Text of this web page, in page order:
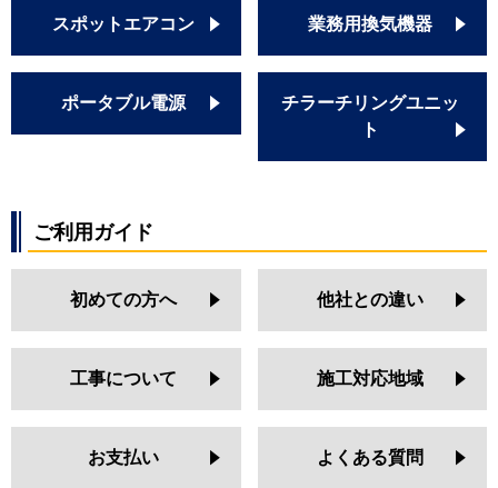
スポットエアコン 業務用換気機器
ポータブル電源
チラーチリングユニッ
ト
ご利用ガイド
初めての方へ 他社との違い
工事について 施工対応地域
お支払い よくある質問